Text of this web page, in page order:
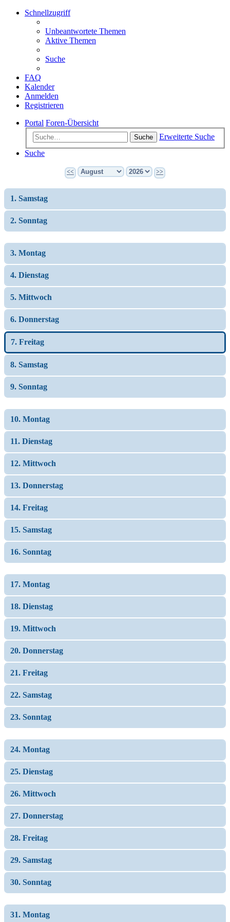
Schnellzugriff
Unbeantwortete Themen
Aktive Themen
Suche
FAQ
Kalender
Anmelden
Registrieren
Portal Foren-Übersicht
Suche
Erweiterte Suche
Suche
<< >>
1. Samstag
2. Sonntag
3. Montag
4. Dienstag
5. Mittwoch
6. Donnerstag
7. Freitag
8. Samstag
9. Sonntag
10. Montag
11. Dienstag
12. Mittwoch
13. Donnerstag
14. Freitag
15. Samstag
16. Sonntag
17. Montag
18. Dienstag
19. Mittwoch
20. Donnerstag
21. Freitag
22. Samstag
23. Sonntag
24. Montag
25. Dienstag
26. Mittwoch
27. Donnerstag
28. Freitag
29. Samstag
30. Sonntag
31. Montag